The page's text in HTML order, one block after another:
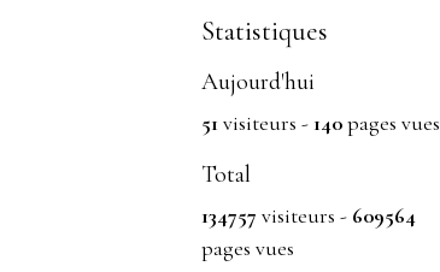
Statistiques
Aujourd'hui
51 visiteurs - 140pages vues
Total
134757 visiteurs - 609564
pages vues